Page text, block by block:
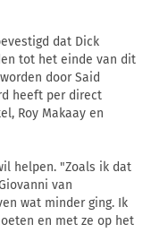
dat Dick
tot het einde van dit
door Said
heeft per direct
Roy Makaay en
helpen. "Zoals ik dat
van
wat minder ging. Ik
en met ze op het